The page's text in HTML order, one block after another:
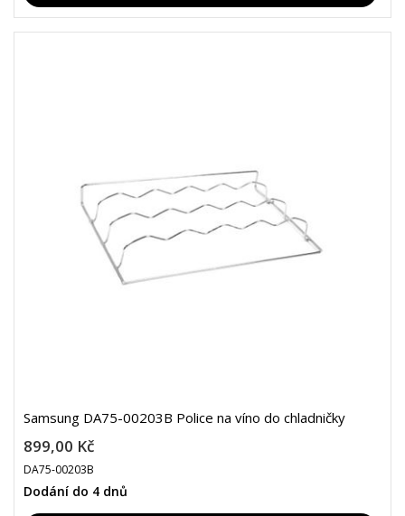
Samsung DA75-00203B Police na víno do chladničky
899,00 Kč
DA75-00203B
Dodání do 4 dnů